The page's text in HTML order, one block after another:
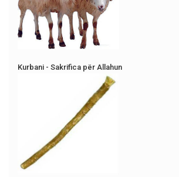
Kurbani - Sakrifica për Allahun